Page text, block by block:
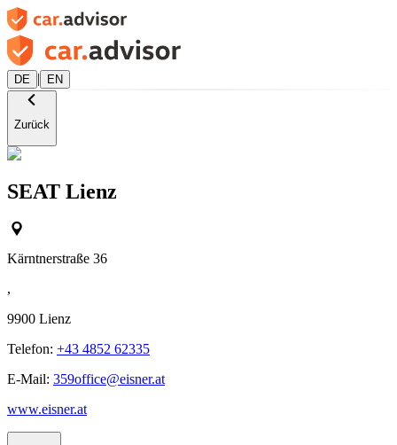
DE | EN
Zurück
SEAT Lienz
Kärntnerstraße 36
,
9900 Lienz
Telefon: +43 4852 62335
E-Mail: 359office@eisner.at
www.eisner.at